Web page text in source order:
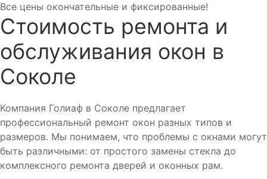
Все цены окончательные и фиксированные!
Стоимость ремонта и
обслуживания окон в
Соколе
Компания Голиаф в Соколе предлагает
профессиональный ремонт окон разных типов и
размеров. Мы понимаем, что проблемы с окнами могут
быть различными: от простого замены стекла до
комплексного ремонта дверей и оконных рам.